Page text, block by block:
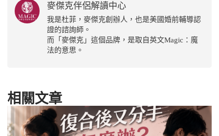
麥傑克伴侶解讀中心
我是杜菲，麥傑克創辦人，也是美國婚前輔導認
證的諮詢師。
而「麥傑克」這個品牌，是取自英文Magic：魔
法的意思。
相關文章